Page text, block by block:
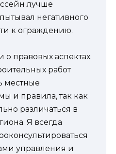
лучше
негативного
к ограждению.
о правовых аспектах.
работ
местные
и правила, так как
различаться в
Я всегда
управления и